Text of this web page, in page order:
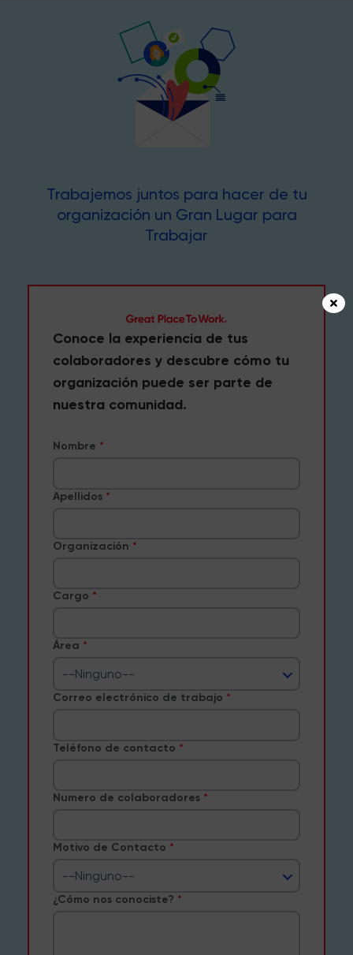
Trabajemos juntos para hacer de tu
organización un Gran Lugar para
Trabajar
Conoce la experiencia de tus
colaboradores y descubre cómo tu
organización puede ser parte de
nuestra comunidad.
Nombre
Apellidos
Organización
Cargo
Área
--Ninguno--
Correo electrónico de trabajo
Teléfono de contacto
Numero de colaboradores
Motivo de Contacto
--Ninguno--
¿Cómo nos conociste?